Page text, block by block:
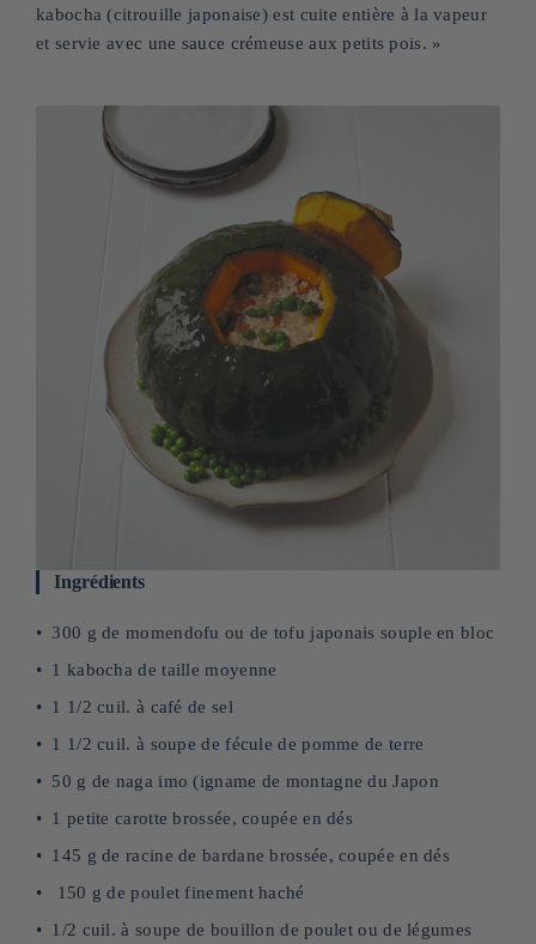
kabocha (citrouille japonaise) est cuite entière à la vapeur
et servie avec une sauce crémeuse aux petits pois. »
Ingrédients
300 g de momendofu ou de tofu japonais souple en bloc
1 kabocha de taille moyenne
1 1/2 cuil. à café de sel
1 1/2 cuil. à soupe de fécule de pomme de terre
50 g de naga imo (igname de montagne du Japon
1 petite carotte brossée, coupée en dés
145 g de racine de bardane brossée, coupée en dés
150 g de poulet finement haché
1/2 cuil. à soupe de bouillon de poulet ou de légumes